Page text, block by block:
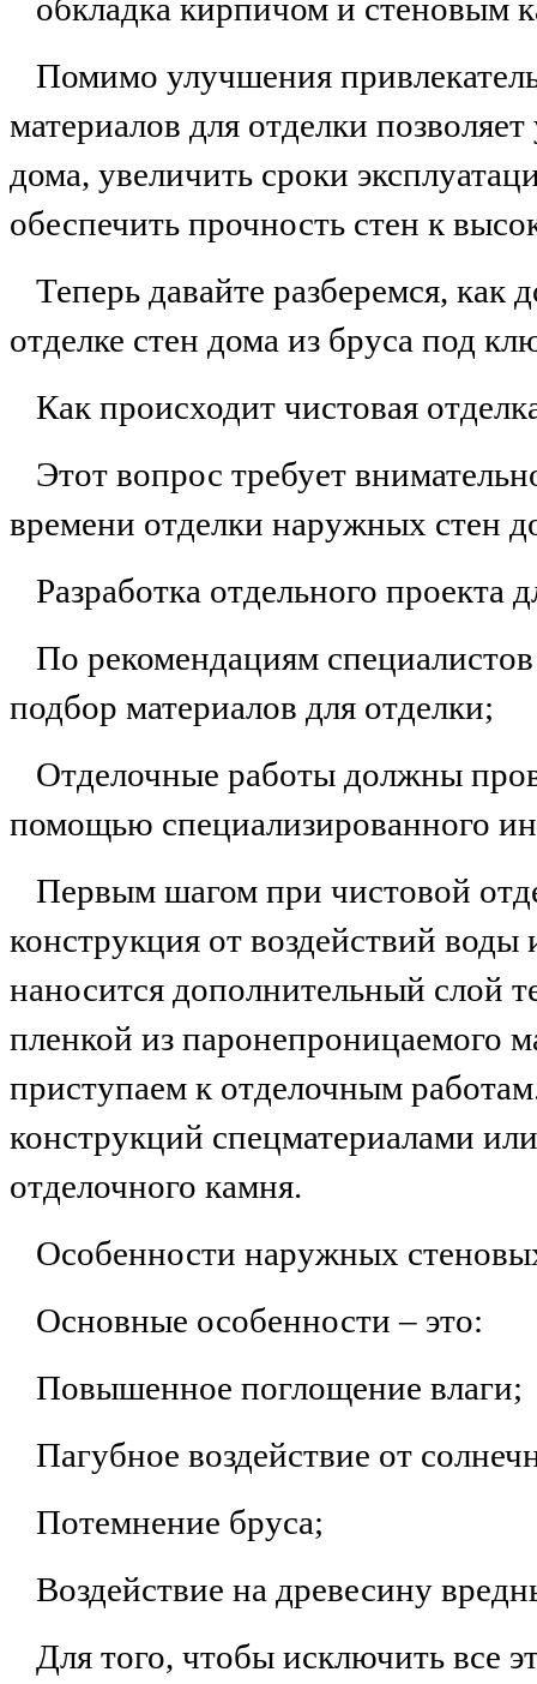
обкладка кирпичом и стеновым
Помимо улучшения
материалов для отделки
дома, увеличить сроки
обеспечить прочность стен к
Теперь давайте разберемся, как
отделке стен дома из бруса под
Как происходит чистовая
Этот вопрос требует
времени отделки наружных стен
Разработка отдельного проекта
По рекомендациям
подбор материалов для отделки;
Отделочные работы должны
помощью специализированного
Первым шагом при чистовой
конструкция от воздействий
наносится дополнительный слой
пленкой из паронепроницаемого
приступаем к отделочным
конструкций спецматериалами
отделочного камня.
Особенности наружных
Основные особенности – это:
Повышенное поглощение влаги;
Пагубное воздействие от
Потемнение бруса;
Воздействие на древесину
Для того, чтобы исключить все